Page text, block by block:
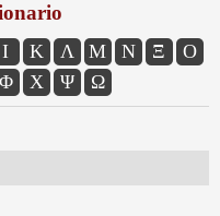
Ι Κ Λ Μ Ν Ξ
Ο
Φ Χ Ψ Ω